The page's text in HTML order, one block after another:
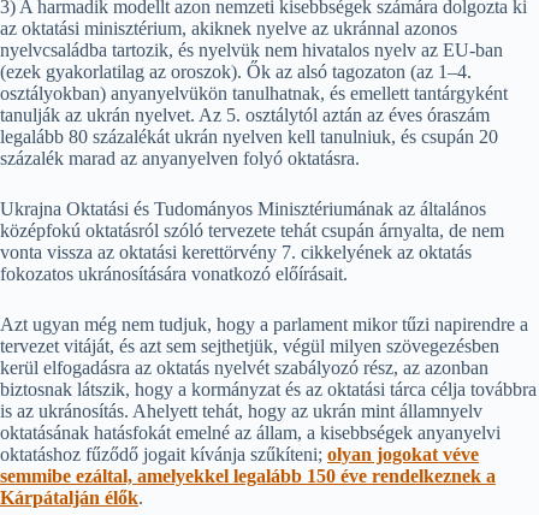
3) A harmadik modellt azon nemzeti kisebbségek számára dolgozta ki
az oktatási minisztérium, akiknek nyelve az ukránnal azonos
nyelvcsaládba tartozik, és nyelvük nem hivatalos nyelv az EU-ban
(ezek gyakorlatilag az oroszok). Ők az alsó tagozaton (az 1–4.
osztályokban) anyanyelvükön tanulhatnak, és emellett tantárgyként
tanulják az ukrán nyelvet. Az 5. osztálytól aztán az éves óraszám
legalább 80 százalékát ukrán nyelven kell tanulniuk, és csupán 20
százalék marad az anyanyelven folyó oktatásra.
Ukrajna Oktatási és Tudományos Minisztériumának az általános
középfokú oktatásról szóló tervezete tehát csupán árnyalta, de nem
vonta vissza az oktatási kerettörvény 7. cikkelyének az oktatás
fokozatos ukránosítására vonatkozó előírásait.
Azt ugyan még nem tudjuk, hogy a parlament mikor tűzi napirendre a
tervezet vitáját, és azt sem sejthetjük, végül milyen szövegezésben
kerül elfogadásra az oktatás nyelvét szabályozó rész, az azonban
biztosnak látszik, hogy a kormányzat és az oktatási tárca célja továbbra
is az ukránosítás. Ahelyett tehát, hogy az ukrán mint államnyelv
oktatásának hatásfokát emelné az állam, a kisebbségek anyanyelvi
oktatáshoz fűződő jogait kívánja szűkíteni; olyan jogokat véve
semmibe ezáltal, amelyekkel legalább 150 éve rendelkeznek a
Kárpátalján élők.